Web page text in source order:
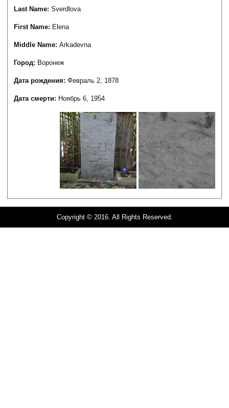
Last Name:Sverdlova
First Name: Elena
Middle Name:Arkadevna
Город: Воронеж
Дата рождения:Февраль 2, 1878
Дата смерти: Ноябрь 6, 1954
Copyright © 2016. All Rights Reserved.